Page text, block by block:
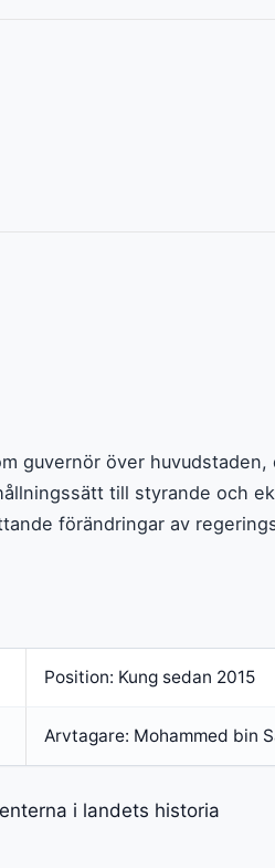
över
till styrande och
förändringar av
Position: Kung sedan 2015
Arvtagare: Mohammed bin
i landets historia